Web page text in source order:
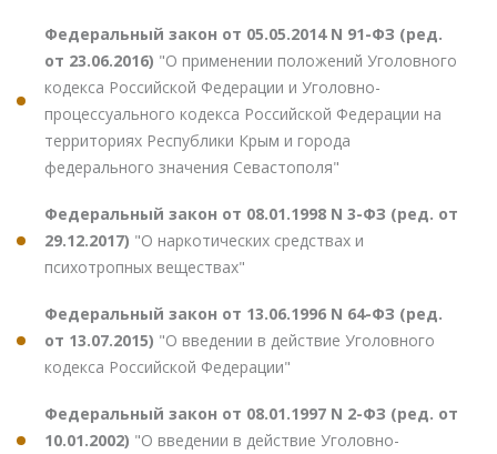
Федеральный закон от 05.05.2014 N 91-ФЗ (ред.
от 23.06.2016) "О применении положений Уголовного
кодекса Российской Федерации и Уголовно-
процессуального кодекса Российской Федерации на
территориях Республики Крым и города
федерального значения Севастополя"
Федеральный закон от 08.01.1998 N 3-ФЗ (ред. от
29.12.2017) "О наркотических средствах и
психотропных веществах"
Федеральный закон от 13.06.1996 N 64-ФЗ (ред.
от 13.07.2015) "О введении в действие Уголовного
кодекса Российской Федерации"
Федеральный закон от 08.01.1997 N 2-ФЗ (ред. от
10.01.2002) "О введении в действие Уголовно-